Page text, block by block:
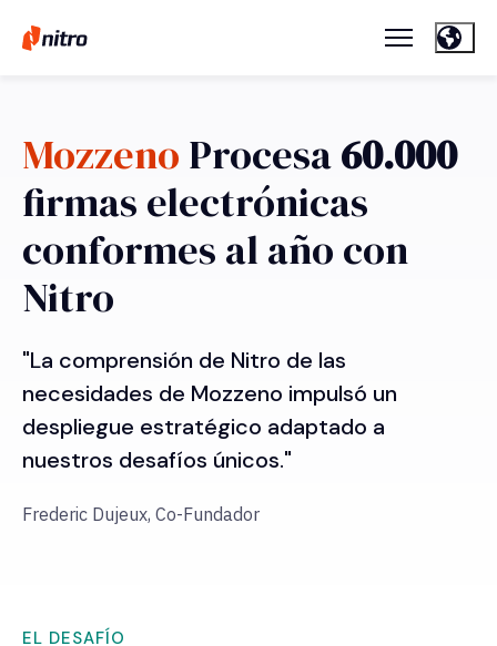
Mozzeno Procesa60.000
firmas electrónicas
conformes al año con
Nitro
"La comprensión de Nitro de las
necesidades de Mozzeno impulsó un
despliegue estratégico adaptado a
nuestros desafíos únicos."
Frederic Dujeux, Co-Fundador
EL DESAFÍO